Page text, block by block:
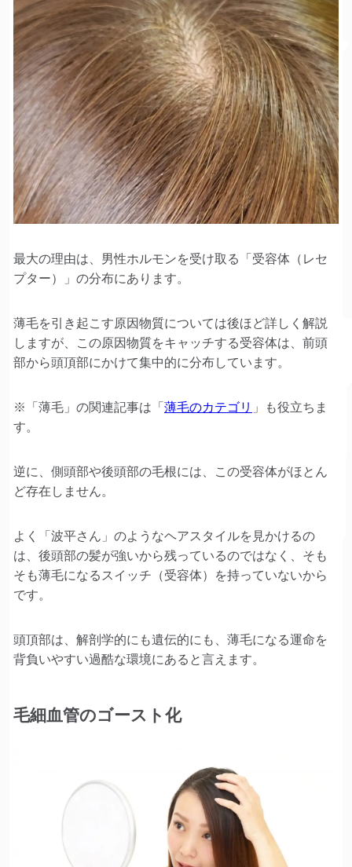
最大の理由は、男性ホルモンを受け取る「受容体（レセ
プター）」の分布にあります。
薄毛を引き起こす原因物質については後ほど詳しく解説
しますが、この原因物質をキャッチする受容体は、前頭
部から頭頂部にかけて集中的に分布しています。
※「薄毛」の関連記事は「 薄毛のカテゴリ 」も役立ちま
す。
逆に、側頭部や後頭部の毛根には、この受容体がほとん
ど存在しません。
よく「波平さん」のようなヘアスタイルを見かけるの
は、後頭部の髪が強いから残っているのではなく、そも
そも薄毛になるスイッチ（受容体）を持っていないから
です。
頭頂部は、解剖学的にも遺伝的にも、薄毛になる運命を
背負いやすい過酷な環境にあると言えます。
毛細血管のゴースト化